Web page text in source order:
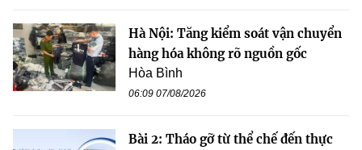
Hà Nội: Tăng kiểm soát vận chuyển
hàng hóa không rõ nguồn gốc
Hòa Bình
06:09 07/08/2026
Bài 2: Tháo gỡ từ thể chế đến thực